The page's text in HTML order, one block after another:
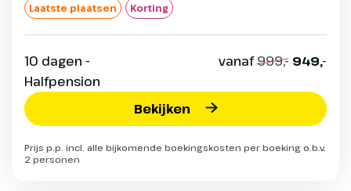
Laatste plaatsen Korting
10 dagen -
Halfpension
vanaf999,- 949,-
Bekijken
Prijs p.p. incl. alle bijkomende boekingskosten per boeking o.b.v.
2 personen